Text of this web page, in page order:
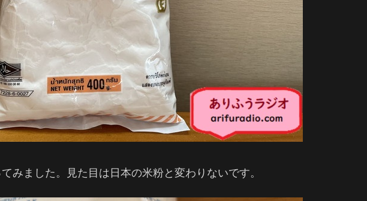
みました。見た目は日本の米粉と変わりないです。